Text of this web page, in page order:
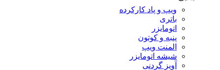
ویپ و پاد کارکرده
باتری
اتومایزر
پنبه و کوتون
المنت ویپ
شیشه اتومایزر
آویز گردنی